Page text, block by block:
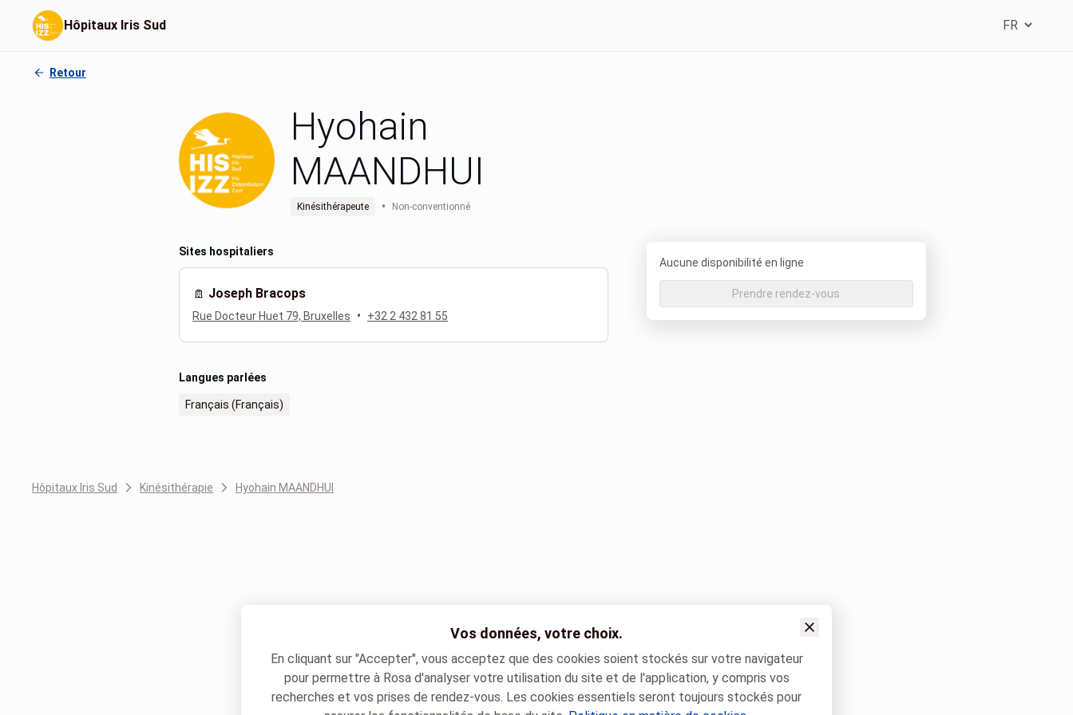
Hôpitaux Iris Sud
Retour
Hyohain
MAANDHUI
Kinésithérapeute • Non-conventionné
Sites hospitaliers
Joseph Bracops
Rue Docteur Huet 79, Bruxelles • +32 2 432 81 55
Langues parlées
Français (Français)
Aucune disponibilité en ligne
Prendre rendez-vous
Hôpitaux Iris Sud Kinésithérapie Hyohain MAANDHUI
Vos données, votre choix.
En cliquant sur "Accepter", vous acceptez que des cookies soient stockés sur votre navigateur
pour permettre à Rosa d'analyser votre utilisation du site et de l'application, y compris vos
recherches et vos prises de rendez-vous. Les cookies essentiels seront toujours stockés pour